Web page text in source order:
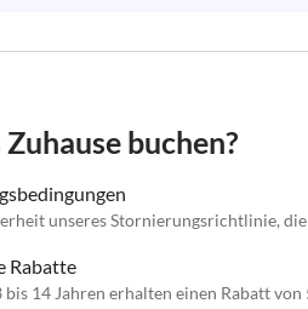
buchen?
unseres Stornierungsrichtlinie,
Rabatte
14 Jahren erhalten einen Rabatt